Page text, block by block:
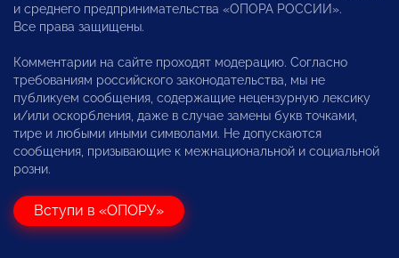
и среднего предпринимательства «ОПОРА РОССИИ».
Все права защищены.
Комментарии на сайте проходят модерацию. Согласно
требованиям российского законодательства, мы не
публикуем сообщения, содержащие нецензурную лексику
и/или оскорбления, даже в случае замены букв точками,
тире и любыми иными символами. Не допускаются
сообщения, призывающие к межнациональной и социальной
розни.
Вступи в «ОПОРУ»